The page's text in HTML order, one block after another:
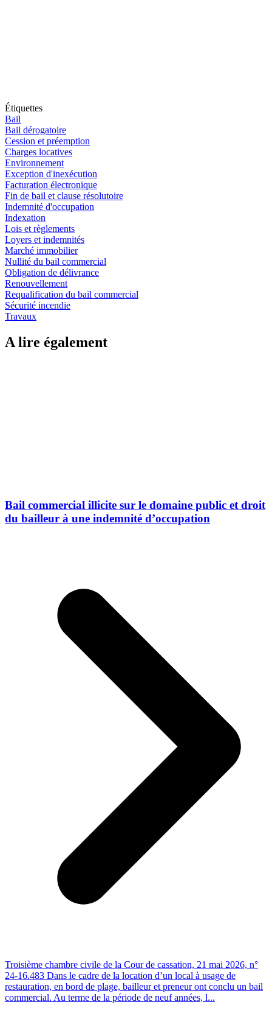
Étiquettes
Bail
Bail dérogatoire
Cession et préemption
Charges locatives
Environnement
Exception d'inexécution
Facturation électronique
Fin de bail et clause résolutoire
Indemnité d'occupation
Indexation
Lois et règlements
Loyers et indemnités
Marché immobilier
Nullité du bail commercial
Obligation de délivrance
Renouvellement
Requalification du bail commercial
Sécurité incendie
Travaux
A lire également
Bail commercial illicite sur le domaine public et droit
du bailleur à une indemnité d’occupation
Troisième chambre civile de la Cour de cassation, 21 mai 2026, n°
24-16.483 Dans le cadre de la location d’un local à usage de
restauration, en bord de plage, bailleur et preneur ont conclu un bail
commercial. Au terme de la période de neuf années, l...